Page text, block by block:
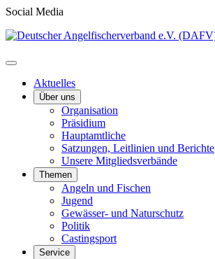
Social Media
Aktuelles
Über uns
Organisation
Präsidium
Hauptamtliche
Satzungen, Leitlinien und Berichte
Unsere Mitgliedsverbände
Themen
Angeln und Fischen
Jugend
Gewässer- und Naturschutz
Politik
Castingsport
Service